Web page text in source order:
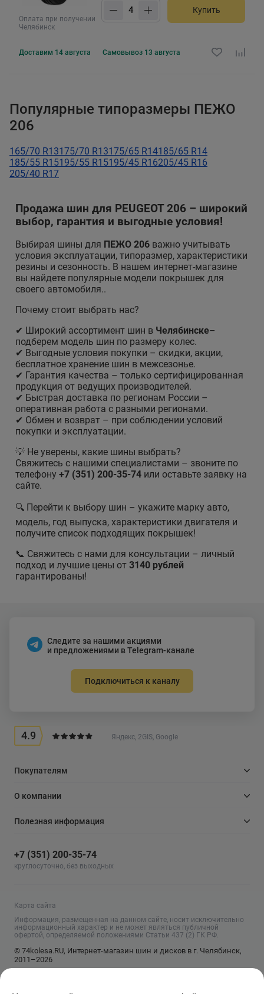
Оплата при получении
Челябинск
Купить
Доставим 14 августа Самовывоз 13 августа
Популярные типоразмеры ПЕЖО
206
165/70 R13175/70 R13175/65 R14185/65 R14
185/55 R15195/55 R15195/45 R16205/45 R16
205/40 R17
Продажа шин для PEUGEOT 206 – широкий
выбор, гарантия и выгодные условия!
Выбирая шины для ПЕЖО 206 важно учитывать
условия эксплуатации, типоразмер, характеристики
резины и сезонность. В нашем интернет-магазине
вы найдете популярные модели покрышек для
своего автомобиля..
Почему стоит выбрать нас?
✔ Широкий ассортимент шин в Челябинске–
подберем модель шин по размеру колес.
✔ Выгодные условия покупки – скидки, акции,
бесплатное хранение шин в межсезонье.
✔ Гарантия качества – только сертифицированная
продукция от ведущих производителей.
✔ Быстрая доставка по регионам России –
оперативная работа с разными регионами.
✔ Обмен и возврат – при соблюдении условий
покупки и эксплуатации.
💡 Не уверены, какие шины выбрать?
Свяжитесь с нашими специалистами – звоните по
телефону +7 (351) 200-35-74 или оставьте заявку на
сайте.
🔍 Перейти к выбору шин – укажите марку авто,
модель, год выпуска, характеристики двигателя и
получите список подходящих покрышек!
📞 Свяжитесь с нами для консультации – личный
подход и лучшие цены от 3140 рублей
гарантированы!
Следите за нашими акциями
и предложениями в Telegram-канале
Подключиться к каналу
4.9 Яндекс, 2GIS, Google
Покупателям
О компании
Полезная информация
+7 (351) 200-35-74
круглосуточно, без выходных
Карта сайта
Информация, размещенная на данном сайте, носит исключительно
информационный характер и не может являться публичной
офертой, определяемой положениями Статьи 437 (2) ГК РФ.
© 74kolesa.RU, Интернет-магазин шин и дисков в г. Челябинск,
2011–2026